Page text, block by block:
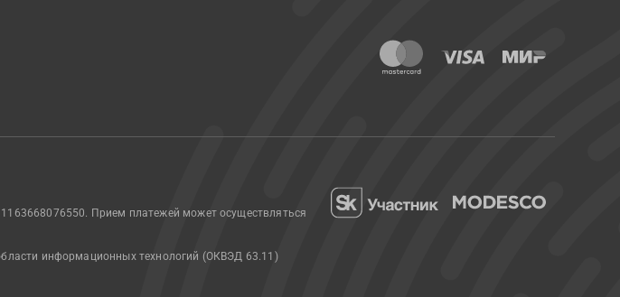
Прием платежей может осуществляться
информационных технологий (ОКВЭД 63.11)